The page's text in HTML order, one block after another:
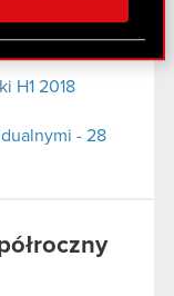
z innymi
się na
- H1 2018
H1 2018
- 28